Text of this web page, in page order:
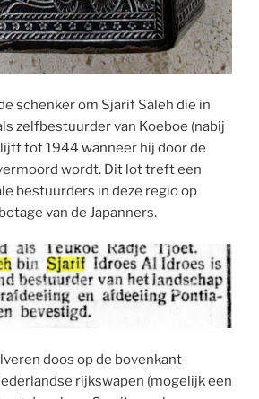
schenker om Sjarif Saleh die in
zelfbestuurder van Koeboe (nabij
tot 1944 wanneer hij door de
wordt. Dit lot treft een
bestuurders in deze regio op
van de Japanners.
doos op de bovenkant
rijkswapen (mogelijk een